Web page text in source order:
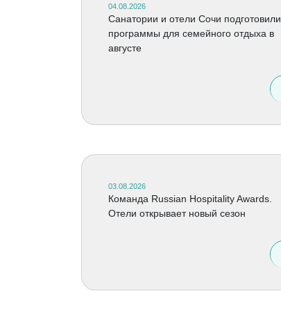
04.08.2026
Санатории и отели Сочи подготовили
программы для семейного отдыха в
августе
03.08.2026
Команда Russian Hospitality Awards.
Отели открывает новый сезон